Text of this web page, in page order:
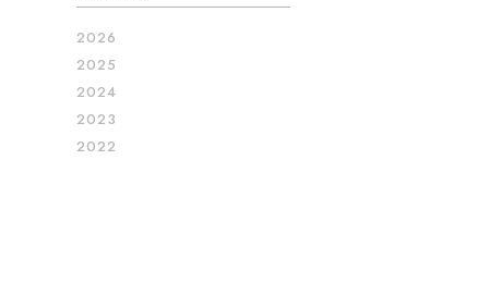
2026
2025
2024
2023
2022